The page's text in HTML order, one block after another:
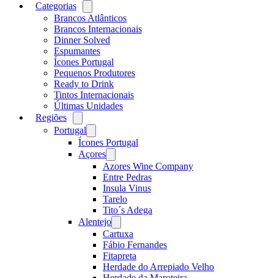
Categorias
menu
Brancos Atlânticos
Brancos Internacionais
Dinner Solved
Espumantes
Ícones Portugal
Pequenos Produtores
Ready to Drink
Tintos Internacionais
Últimas Unidades
Regiões
menu
Portugal
menu
Ícones Portugal
Açores
menu
Azores Wine Company
Entre Pedras
Insula Vinus
Tarelo
Tito´s Adega
Alentejo
menu
Cartuxa
Fábio Fernandes
Fitapreta
Herdade do Arrepiado Velho